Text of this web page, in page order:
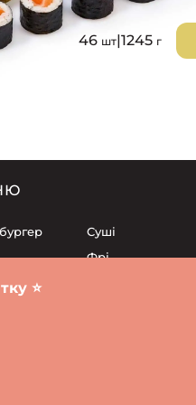
46 шт|1245 г
Суші
Фрі
⭐️